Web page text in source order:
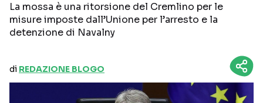
La mossa è una ritorsione del Cremlino per le
misure imposte dall’Unione per l’arresto e la
detenzione di Navalny
di REDAZIONE BLOGO